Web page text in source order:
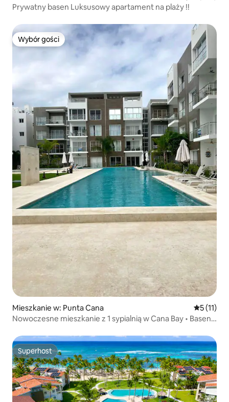
Prywatny basen Luksusowy apartament na plaży !!
Wybór gości
Wybór gości
Mieszkanie w: Punta Cana Średnia
5 (11)
Nowoczesne mieszkanie z 1 sypialnią w Cana Bay • Basen •
Superhost
Superhost